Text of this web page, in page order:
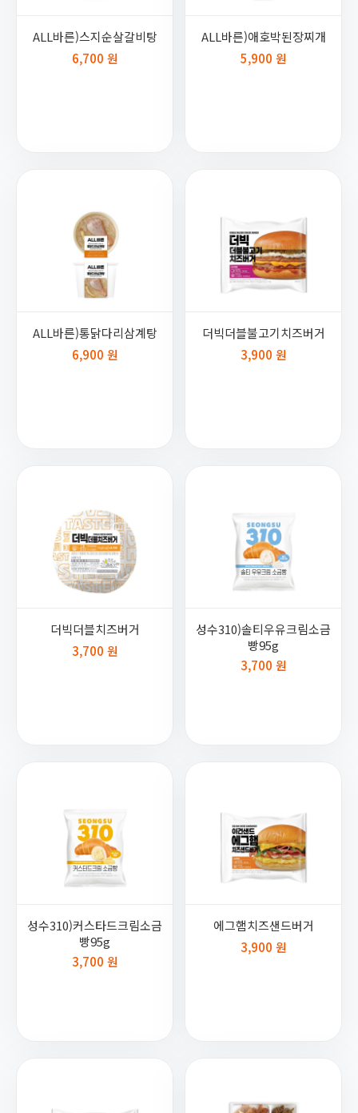
ALL바른)스지순살갈비탕
6,700 원
ALL바른)애호박된장찌개
5,900 원
ALL바른)통닭다리삼계탕
6,900 원
더빅더블불고기치즈버거
3,900 원
더빅더블치즈버거
3,700 원
성수310)솔티우유크림소금
빵95g
3,700 원
성수310)커스타드크림소금
빵95g
3,700 원
에그햄치즈샌드버거
3,900 원